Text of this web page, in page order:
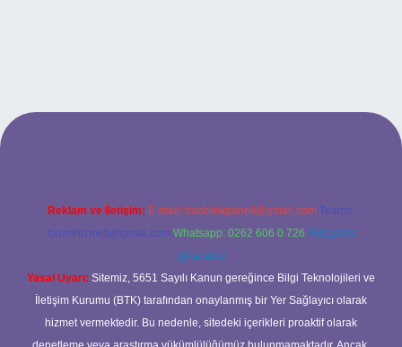
casino
Reklam ve İletişim: E-mail: backlinkpaneli@gmail.com Teams:
forumhizmeti@gmail.com Whatsapp: 0262 606 0 726 Telegram:
@karabul
Yasal Uyarı: Sitemiz, 5651 Sayılı Kanun gereğince Bilgi Teknolojileri ve
İletişim Kurumu (BTK) tarafından onaylanmış bir Yer Sağlayıcı olarak
hizmet vermektedir. Bu nedenle, sitedeki içerikleri proaktif olarak